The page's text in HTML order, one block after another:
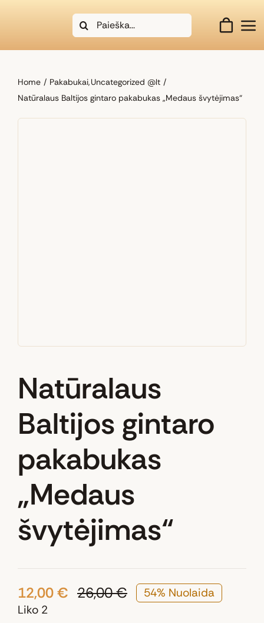
Search
for:
Home Pakabukai Uncategorized @lt
Natūralaus Baltijos gintaro pakabukas „Medaus švytėjimas“
Natūralaus
Baltijos gintaro
pakabukas
„Medaus
švytėjimas“
26,00€Original
12,00€
Current
54% Nuolaida
Liko 2